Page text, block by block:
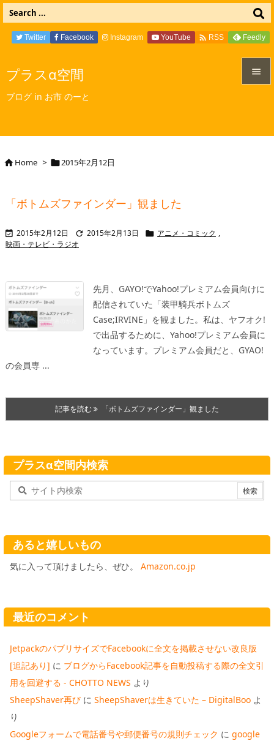
プラスα空間
ブログ in お市 のーと

Twitter Facebook Instagram YouTube  RSS Feedly
Home > 2015年2月12日
「ボトムズファインダー」観ました
 2015年2月12日  2015年2月13日  アニメ・コミック ,
映画・テレビ・ラジオ
先月、GAYO!でYahoo!プレミアム会員向けに
配信されていた「装甲騎兵ボトムズ
Case;IRVINE」を観ました。私は、ヤフオク!
で出品するために、Yahoo!プレミアム会員に
なっています。プレミアム会員だと、GYAO!
の会員専 ...
記事を読む 「ボトムズファインダー」観ました
プラスα空間内検索
あると嬉しいもの
気に入って頂けましたら、ぜひ。 Amazon.co.jp
最近のコメント
JetpackのパブリサイズでFacebookに全文を掲載させない改良版
[追記あり] に ブログからFacebook記事を自動投稿する際の全文引
用を回避する - CHOTTO NEWS より
SheepShaver再び に SheepShaverは生きていた – DigitalBoo よ
り
Googleフォームで電話番号や郵便番号の規則チェック に google